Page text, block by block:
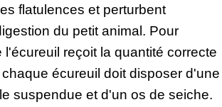
flatulences et perturbent
du petit animal. Pour
l'écureuil reçoit la quantité correcte
écureuil doit disposer d'une
suspendue et d'un os de seiche.